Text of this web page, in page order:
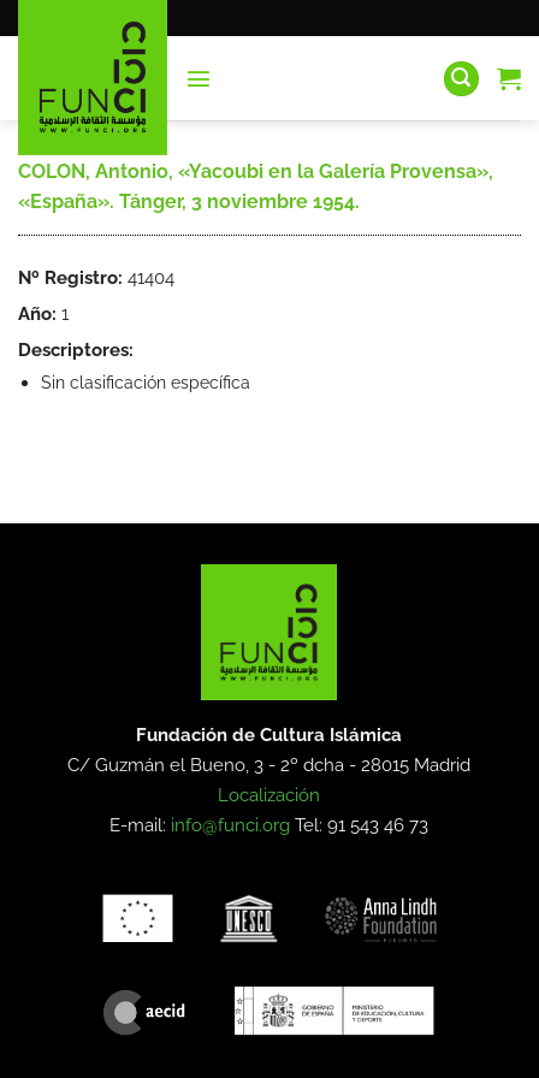
al
COLON, Antonio, «Yacoubi en la Galería Provensa»,
«España». Tánger, 3 noviembre 1954.
Nº Registro: 41404
Año: 1
Descriptores:
Sin clasificación específica
Fundación de Cultura Islámica
C/ Guzmán el Bueno, 3 - 2º dcha -28015 Madrid
Localización
E-mail: info@funci.org Tel: 91 543 46 73